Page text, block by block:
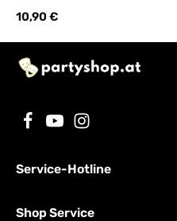
Regulärer Preis:
10,90 €
Service-Hotline
Shop Service